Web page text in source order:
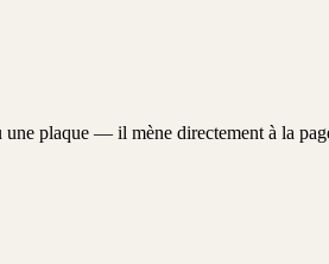
plaque — il mène directement à la